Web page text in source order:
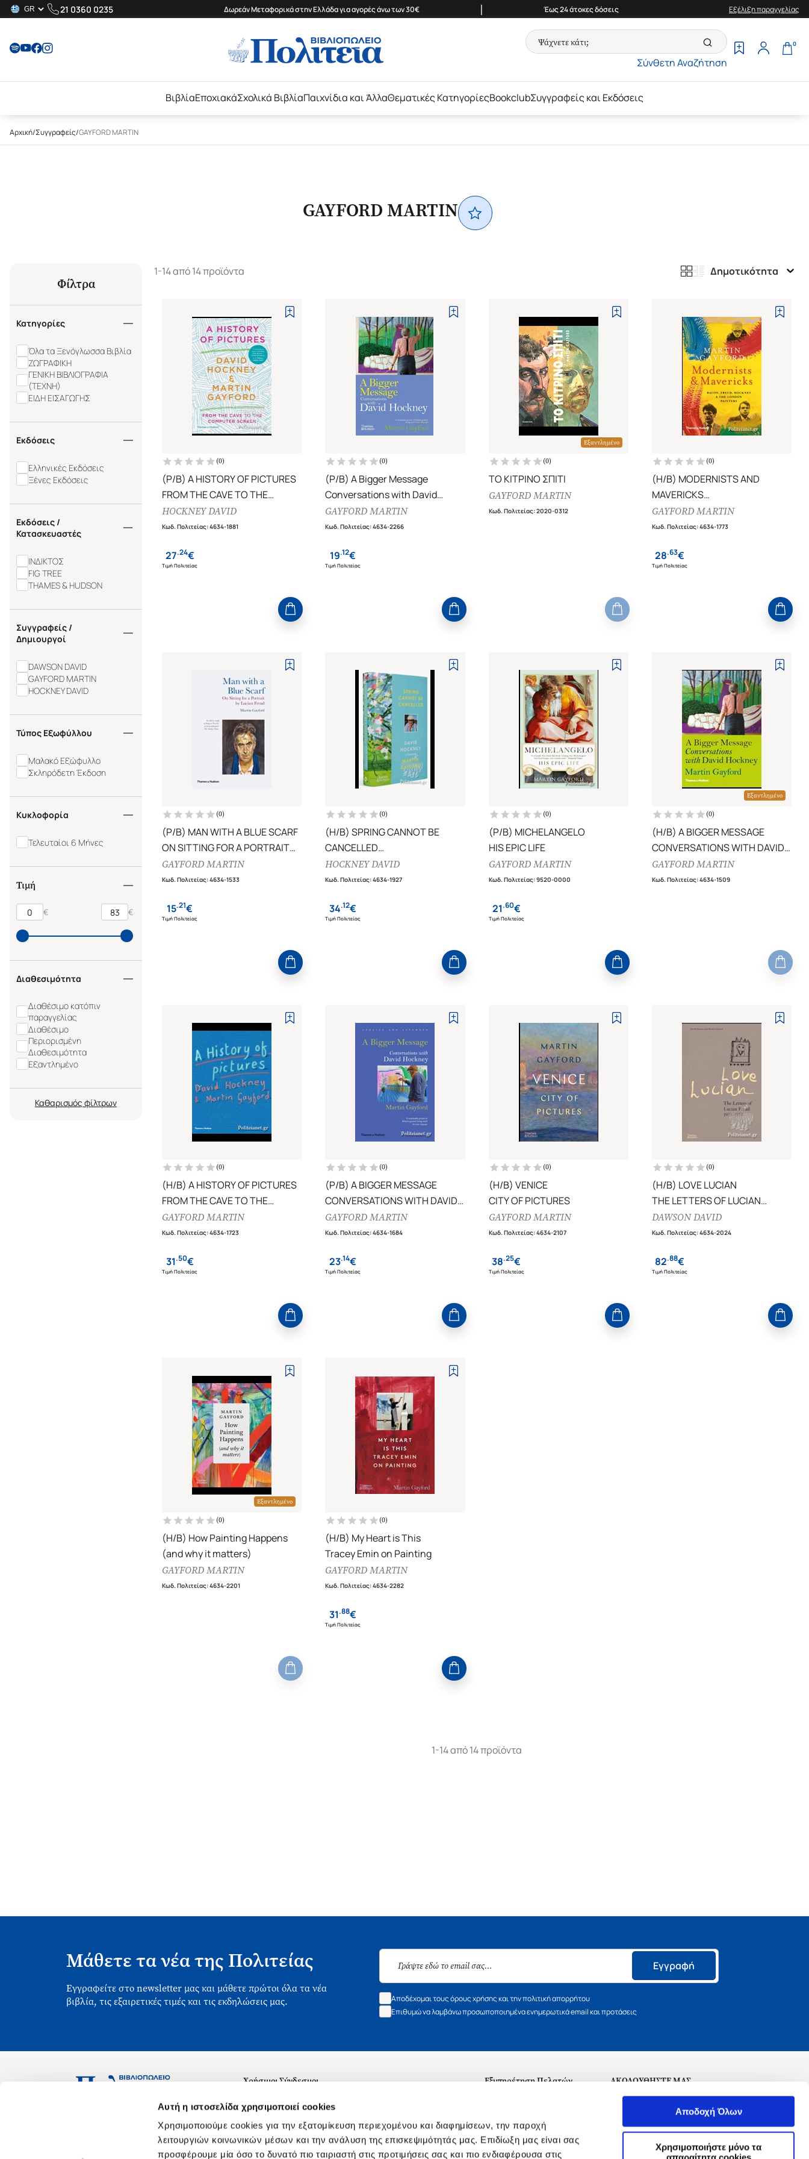
Αυτή η ιστοσελίδα χρησιμοποιεί cookies
Χρησιμοποιούμε cookies για την εξατομίκευση περιεχομένου και διαφημίσεων, την παροχή
λειτουργιών κοινωνικών μέσων και την ανάλυση της επισκεψιμότητάς μας. Επιδίωξη μας είναι σας
προσφέρουμε μία όσο το δυνατό πιο ταιριαστή στις προτιμήσεις σας και πιο ενδιαφέρουσα στις
Αποδοχή Όλων
Χρησιμοποιήστε μόνο τα
απαραίτητα cookies
21 0360 0235 Δωρεάν Μεταφορικά στην Ελλάδα για αγορές άνω των 30€ | Έως 24 άτοκες δόσεις Εξέλιξη παραγγελίας
Σύνθετη Αναζήτηση
0
ΒιβλίαΕποχιακάΣχολικά ΒιβλίαΠαιχνίδια και ΆλλαΘεματικές ΚατηγορίεςBookclubΣυγγραφείς και Εκδόσεις
Αρχική/Συγγραφείς/GAYFORD MARTIN
GAYFORD MARTIN
Φίλτρα
Κατηγορίες
Όλα τα Ξενόγλωσσα Βιβλία
ΖΩΓΡΑΦΙΚΗ
ΓΕΝΙΚΗ ΒΙΒΛΙΟΓΡΑΦΙΑ
(ΤΕΧΝΗ)
ΕΙΔΗ ΕΙΣΑΓΩΓΗΣ
Εκδόσεις
Ελληνικές Εκδόσεις
Ξένες Εκδόσεις
Εκδόσεις /
Κατασκευαστές
ΙΝΔΙΚΤΟΣ
FIG TREE
THAMES & HUDSON
Συγγραφείς /
Δημιουργοί
DAWSON DAVID
GAYFORD MARTIN
HOCKNEY DAVID
Τύπος Εξωφύλλου
Μαλακό Εξώφυλλο
Σκληρόδετη Έκδοση
Κυκλοφορία
Τελευταίοι 6 Μήνες
Τιμή
€ €
Διαθεσιμότητα
Διαθέσιμο κατόπιν
παραγγελίας
Διαθέσιμο
Περιορισμένη
Διαθεσιμότητα
Εξαντλημένο
Καθαρισμός
1-14 από 14 προϊόντα Δημοτικότητα
(0)
(P/B) A HISTORY OF PICTURES
FROM THE CAVE TO THE
COMPUTER SCREEN
HOCKNEY DAVID
Κωδ. Πολιτείας:4634-1881
27.24€
Τιμή Πολιτείας
(0)
(P/B) A Bigger Message
Conversations with David
Hockney
GAYFORD MARTIN
Κωδ. Πολιτείας:4634-2266
19.12€
Τιμή Πολιτείας
Εξαντλημένο
(0)
ΤΟ ΚΙΤΡΙΝΟ ΣΠΙΤΙ
GAYFORD MARTIN
Κωδ. Πολιτείας:2020-0312
(0)
(H/B) MODERNISTS AND
MAVERICKS
BACON, FREUD, HOCKNEY AND
THE LONDON PAINTERS 1945-
GAYFORD MARTIN
Κωδ. Πολιτείας:4634-1773
28.63€
Τιμή Πολιτείας
(0)
(P/B) MAN WITH A BLUE SCARF
ON SITTING FOR A PORTRAIT
BY LUCIAN FREUD
GAYFORD MARTIN
Κωδ. Πολιτείας:4634-1533
15.21€
Τιμή Πολιτείας
(0)
(H/B) SPRING CANNOT BE
CANCELLED
DAVID HOCKNEY IN NORMANDY
HOCKNEY DAVID
Κωδ. Πολιτείας:4634-1927
34.12€
Τιμή Πολιτείας
(0)
(P/B) MICHELANGELO
HIS EPIC LIFE
GAYFORD MARTIN
Κωδ. Πολιτείας:9520-0000
21.60€
Τιμή Πολιτείας
Εξαντλημένο
(0)
(H/B) A BIGGER MESSAGE
CONVERSATIONS WITH DAVID
HOCKNEY
GAYFORD MARTIN
Κωδ. Πολιτείας:4634-1509
(0)
(H/B) A HISTORY OF PICTURES
FROM THE CAVE TO THE
COMPUTER SCREEN
GAYFORD MARTIN
Κωδ. Πολιτείας:4634-1723
31.50€
Τιμή Πολιτείας
(0)
(P/B) A BIGGER MESSAGE
CONVERSATIONS WITH DAVID
HOCKNEY
GAYFORD MARTIN
Κωδ. Πολιτείας:4634-1684
23.14€
Τιμή Πολιτείας
(0)
(H/B) VENICE
CITY OF PICTURES
GAYFORD MARTIN
Κωδ. Πολιτείας:4634-2107
38.25€
Τιμή Πολιτείας
(0)
(H/B) LOVE LUCIAN
THE LETTERS OF LUCIAN
FREUD 1939-1954
DAWSON DAVID
Κωδ. Πολιτείας:4634-2024
82.88€
Τιμή Πολιτείας
Εξαντλημένο
(0)
(H/B) How Painting Happens
(and why it matters)
GAYFORD MARTIN
Κωδ. Πολιτείας:4634-2201
(0)
(H/B) My Heart is This
Tracey Emin on Painting
GAYFORD MARTIN
Κωδ. Πολιτείας:4634-2282
31.88€
Τιμή Πολιτείας
1-14 από 14 προϊόντα
Μάθετε τα νέα της Πολιτείας
Εγγραφείτε στο newsletter μας και μάθετε πρώτοι όλα τα νέα
βιβλία, τις εξαιρετικές τιμές και τις εκδηλώσεις μας.
Εγγραφή
Αποδέχομαι τους όρους χρήσης και την πολιτική απορρήτου
Επιθυμώ να λαμβάνω προσωποποιημένα ενημερωτικά email και προτάσεις
Ασκληπιού 1-3, Αθήνα 106 79
Χρήσιμοι Σύνδεσμοι
Σχετικά με εμάς
Θέσεις Εργασίας
Οδηγίες για τις "Λίστες Επιθυμητών" και τη Βιβλιοθήκη
Οδηγίες Χρήσης Αναζήτησης
Εξυπηρέτηση Πελατών
B2B
Δικαίωμα Υπαναχώρησης
ΑΚΟΛΟΥΘΗΣΤΕ ΜΑΣ